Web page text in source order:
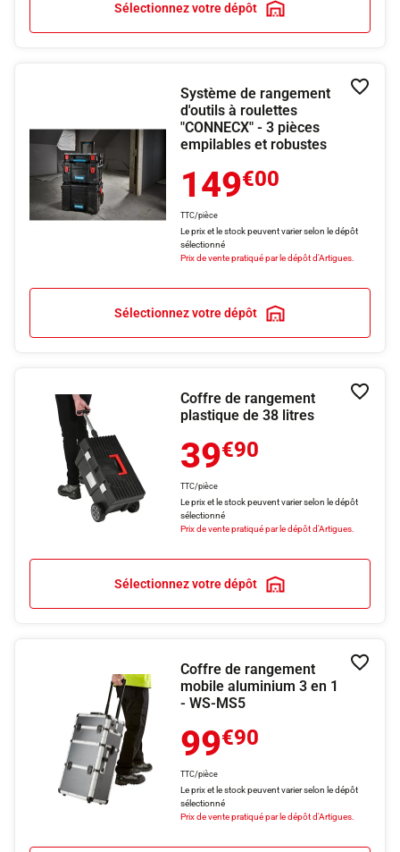
Sélectionnez votre dépôt
Système de rangement
d'outils à roulettes
"CONNECX" - 3 pièces
empilables et robustes
149€00
TTC/pièce
Le prix et le stock peuvent varier selon le dépôt
sélectionné
Prix de vente pratiqué par le dépôt d'Artigues.
Sélectionnez votre dépôt
Coffre de rangement
plastique de 38 litres
39€90
TTC/pièce
Le prix et le stock peuvent varier selon le dépôt
sélectionné
Prix de vente pratiqué par le dépôt d'Artigues.
Sélectionnez votre dépôt
Coffre de rangement
mobile aluminium 3 en 1
- WS-MS5
99€90
TTC/pièce
Le prix et le stock peuvent varier selon le dépôt
sélectionné
Prix de vente pratiqué par le dépôt d'Artigues.